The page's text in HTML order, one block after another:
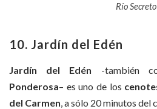
Río Secreto
10. Jardín del Edén
Jardín del Edén -también
Ponderosa– es uno de los
del Carmen, a sólo 20 minutos del